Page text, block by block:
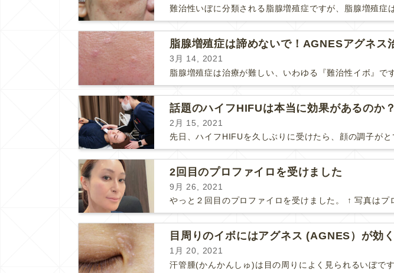
3月 14, 2021
話題のハイフHIFUは本当に効果があるのか？
2月 15, 2021
2回目のプロファイロを受けました
9月 26, 2021
1月 20, 2021